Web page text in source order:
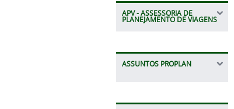
APV - ASSESSORIA DE
PLANEJAMENTO DE VIAGENS
ASSUNTOS PROPLAN